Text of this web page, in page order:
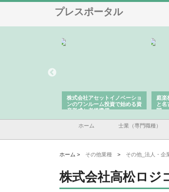
プレスポータル
株式会社アセットイノベーショ
ンのワンルーム投資で始める資
産形成と老後準備
庭楽
と名
間
ホーム 士業（専門職種）
ホーム > その他業種 > その他_法人・企
株式会社高松ロジ